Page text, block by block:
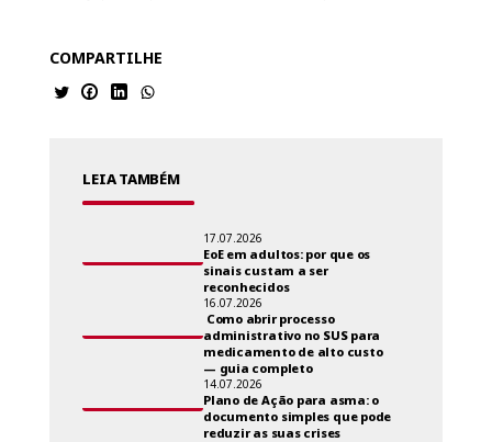
COMPARTILHE
LEIA TAMBÉM
17.07.2026
EoE em adultos: por que os
sinais custam a ser
reconhecidos
16.07.2026
Como abrir processo
administrativo no SUS para
medicamento de alto custo
— guia completo
14.07.2026
Plano de Ação para asma: o
documento simples que pode
reduzir as suas crises